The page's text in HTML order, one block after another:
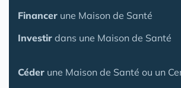
Financer une Maison de Santé
Investir dans une Maison de Santé
Céder une Maison de Santé ou un